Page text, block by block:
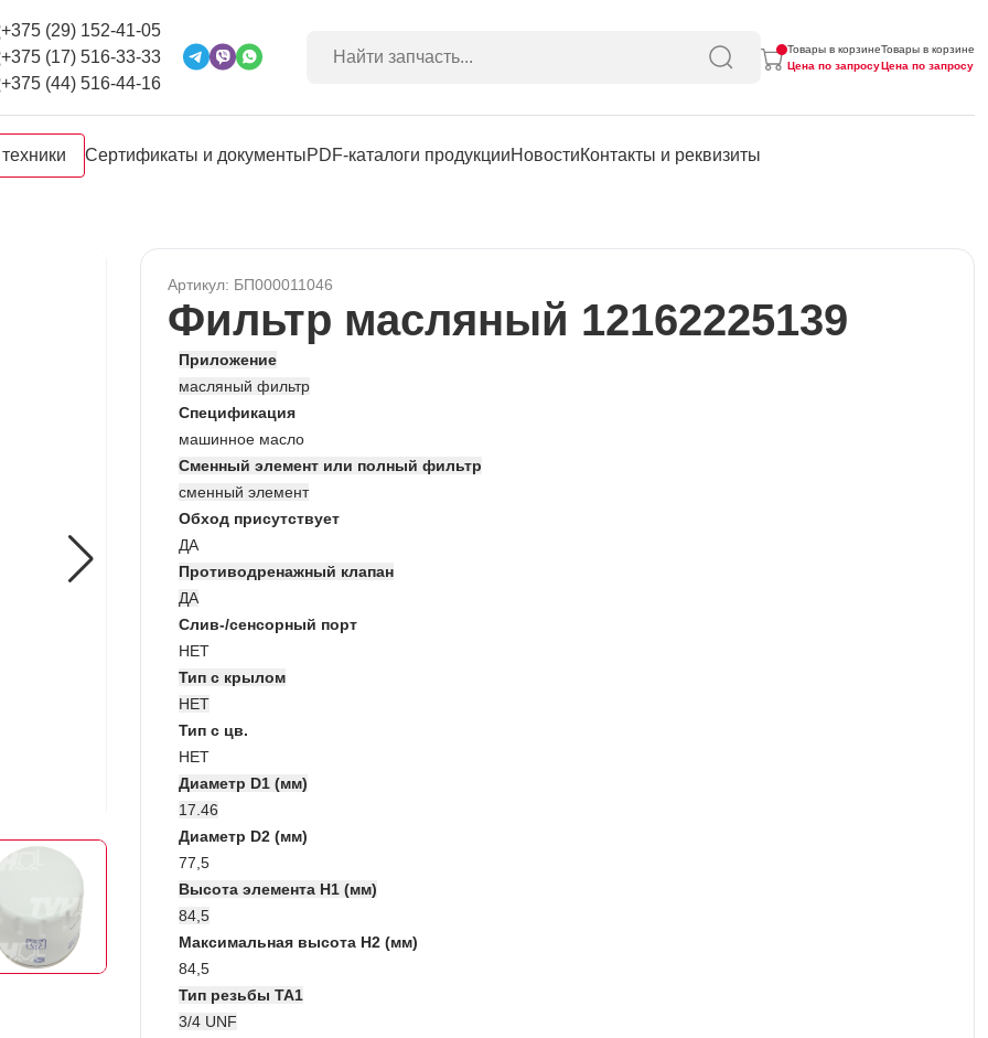
+375 (29) 152-41-05
+375 (17) 516-33-33
+375 (44) 516-44-16
Товары в корзине
Цена по запросу
Товары в корзине
Цена по запросу
Сертификаты и документыPDF-каталоги продукцииНовостиКонтакты и реквизиты
Артикул: БП000011046
Фильтр масляный 12162225139
Приложение
масляный фильтр
Спецификация
машинное масло
Сменный элемент или полный фильтр
сменный элемент
Обход присутствует
ДА
Противодренажный клапан
ДА
Слив-/сенсорный порт
НЕТ
Тип с крылом
НЕТ
Тип с цв.
НЕТ
Диаметр D1 (мм)
17.46
Диаметр D2 (мм)
77,5
Высота элемента H1 (мм)
84,5
Максимальная высота H2 (мм)
84,5
Тип резьбы TA1
3/4 UNF